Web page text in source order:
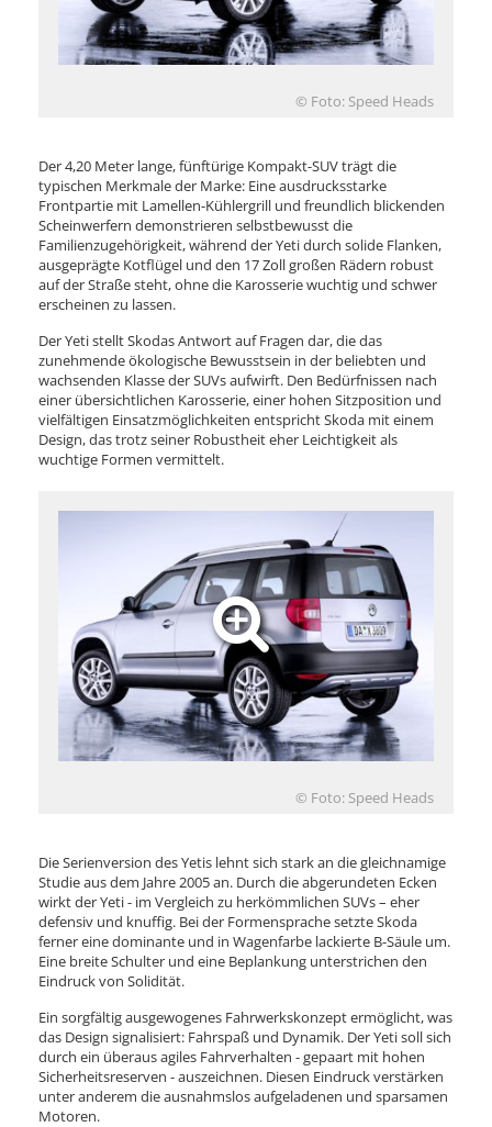
© Foto: Speed Heads
Der 4,20 Meter lange, fünftürige Kompakt-SUV trägt die
typischen Merkmale der Marke: Eine ausdrucksstarke
Frontpartie mit Lamellen-Kühlergrill und freundlich blickenden
Scheinwerfern demonstrieren selbstbewusst die
Familienzugehörigkeit, während der Yeti durch solide Flanken,
ausgeprägte Kotflügel und den 17 Zoll großen Rädern robust
auf der Straße steht, ohne die Karosserie wuchtig und schwer
erscheinen zu lassen.
Der Yeti stellt Skodas Antwort auf Fragen dar, die das
zunehmende ökologische Bewusstsein in der beliebten und
wachsenden Klasse der SUVs aufwirft. Den Bedürfnissen nach
einer übersichtlichen Karosserie, einer hohen Sitzposition und
vielfältigen Einsatzmöglichkeiten entspricht Skoda mit einem
Design, das trotz seiner Robustheit eher Leichtigkeit als
wuchtige Formen vermittelt.
© Foto: Speed Heads
Die Serienversion des Yetis lehnt sich stark an die gleichnamige
Studie aus dem Jahre 2005 an. Durch die abgerundeten Ecken
wirkt der Yeti - im Vergleich zu herkömmlichen SUVs – eher
defensiv und knuffig. Bei der Formensprache setzte Skoda
ferner eine dominante und in Wagenfarbe lackierte B-Säule um.
Eine breite Schulter und eine Beplankung unterstrichen den
Eindruck von Solidität.
Ein sorgfältig ausgewogenes Fahrwerkskonzept ermöglicht, was
das Design signalisiert: Fahrspaß und Dynamik. Der Yeti soll sich
durch ein überaus agiles Fahrverhalten - gepaart mit hohen
Sicherheitsreserven - auszeichnen. Diesen Eindruck verstärken
unter anderem die ausnahmslos aufgeladenen und sparsamen
Motoren.